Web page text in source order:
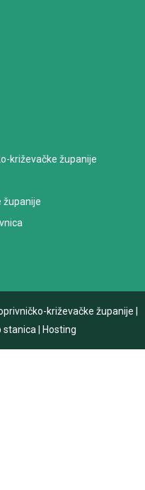
križevačke županije
županije
križevačke županije
stanica Hosting